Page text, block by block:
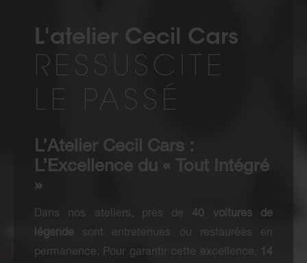
L'atelier Cecil Cars
RESSUSCITE
LE PASSÉ
L’Atelier Cecil Cars :
L’Excellence du « Tout Intégré
»
Dans nos ateliers, près de 40 voitures de
légende sont entretenues ou restaurées en
permanence. Pour garantir cette excellence,
14